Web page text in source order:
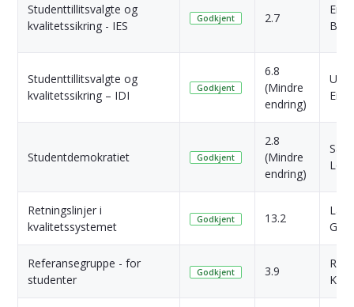
Studenttillitsvalgte og
kvalitetssikring - IES
Godkjent 2.7
Erik
Berg
Studenttillitsvalgte og
kvalitetssikring – IDI
Godkjent
6.8
(Mindre
endring)
Eide
Studentdemokratiet Godkjent
2.8
(Mindre
endring)
Retningslinjer i
kvalitetssystemet
Godkjent 13.2
Referansegruppe - for
studenter
Godkjent 3.9